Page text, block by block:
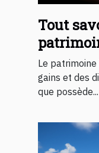
Tout
Le
gains et des
que possède...